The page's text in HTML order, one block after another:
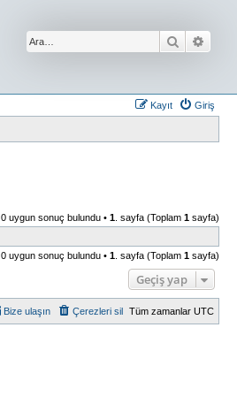
Ara
Giriş
Kayıt
0 uygun sonuç bulundu • 1 . sayfa (Toplam 1 sayfa)
0 uygun sonuç bulundu • 1 . sayfa (Toplam 1 sayfa)
Geçiş yap
Tüm zamanlar UTC
Çerezleri sil
Bize ulaşın